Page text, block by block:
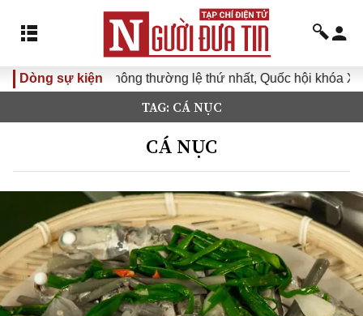
Dòng sự kiện
Kỳ họp không thường lệ thứ nhất, Quốc hội khóa XVI
TAG: CÁ NỤC
CÁ NỤC